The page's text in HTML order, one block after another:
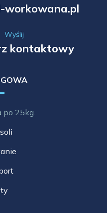
workowana.pl
Wyślij
kontaktowy
po 25kg.